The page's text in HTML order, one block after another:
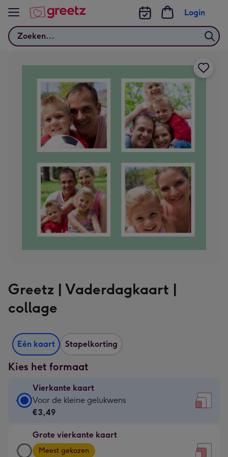
Bekijk meer
Zoeken
Login
Greetz | Vaderdagkaart |
collage
Eén kaart Stapelkorting
Kies het formaat
Vierkante kaart
Vierkante
kaart
€3,49
-
Voor de kleine gelukwens
€3,49
Grote vierkante kaart
Grote
Meest gekozen